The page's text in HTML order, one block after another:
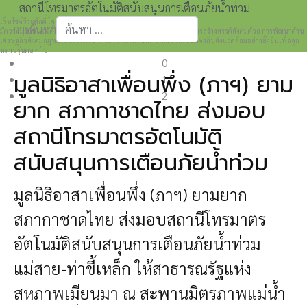
เว็บไซต์วีระศักดิ์ โควสุรัตน์ www.weerasak.org
มีความมุ่งมั่นเเละตั้งใจในการเผยแพร่เรื่องราวความรู้ความเข้าใจในการสร้างสรรค์สังคมด้วย การพัฒนาด้าน
เศรษฐกิจสังคมกฎหมายและการปกครอง เพื่อให้เกิดการพัฒนาที่เป็นมิตรกับสิ่งแวดล้อมอย่างยั่งยืนเพื่อลูก
หลานรุ่นต่อ ๆ ไป
0
1
2
สถานีโทรมาตรอัตโนมัติสนับสนุนการเตือนภัยน้ำท่วม
การค้นหา
Type 2 or more characters for results.
มูลนิธิอาสาเพื่อนพึ่ง (ภาฯ) ยาม
ยาก สภากาชาดไทย ส่งมอบ
สถานีโทรมาตรอัตโนมัติ
สนับสนุนการเตือนภัยน้ำท่วม
มูลนิธิอาสาเพื่อนพึ่ง (ภาฯ) ยามยาก
สภากาชาดไทย ส่งมอบสถานีโทรมาตร
อัตโนมัติสนับสนุนการเตือนภัยน้ำท่วม
แม่สาย-ท่าขี้เหล็ก ให้สาธารณรัฐแห่ง
สหภาพเมียนมา ณ สะพานมิตรภาพแม่น้ำ